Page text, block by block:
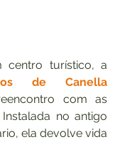
de Canella
com as
no antigo
ela devolve vida